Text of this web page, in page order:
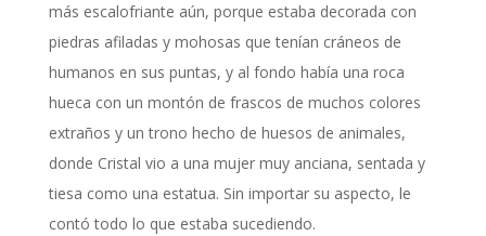
más escalofriante aún, porque estaba decorada con
piedras afiladas y mohosas que tenían cráneos de
humanos en sus puntas, y al fondo había una roca
hueca con un montón de frascos de muchos colores
extraños y un trono hecho de huesos de animales,
donde Cristal vio a una mujer muy anciana, sentada y
tiesa como una estatua. Sin importar su aspecto, le
contó todo lo que estaba sucediendo.